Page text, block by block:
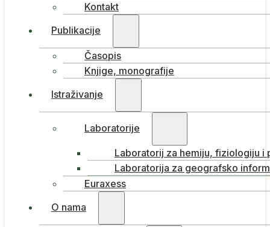
Kontakt
Publikacije
Časopis
Knjige, monografije
Istraživanje
Laboratorije
Laboratorij za hemiju, fiziologiju i
Laboratorija za geografsko
Euraxess
O nama